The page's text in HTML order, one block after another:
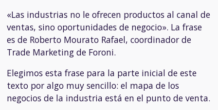
«Las industrias no le ofrecen productos al canal de
ventas, sino oportunidades de negocio». La frase
es de Roberto Mourato Rafael, coordinador de
Trade Marketing de Foroni.
Elegimos esta frase para la parte inicial de este
texto por algo muy sencillo: el mapa de los
negocios de la industria está en el punto de venta.